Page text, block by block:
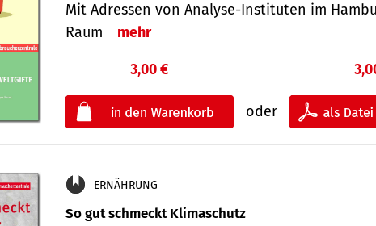
Mit Adressen von Analyse-Insti­tuten im
Raum
mehr
3,00 €
oder
ERNÄHRUNG
So gut schmeckt Klimaschutz